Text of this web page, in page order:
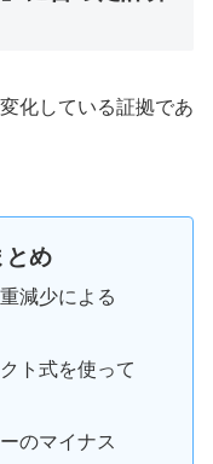
化している証拠であ
とめ
減少による
ト式を使って
のマイナス